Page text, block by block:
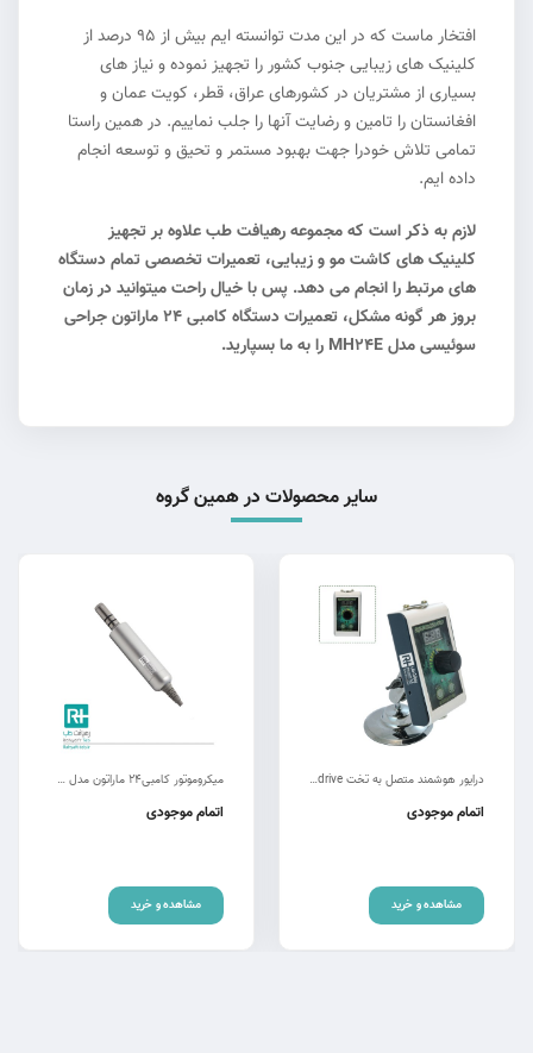
افتخار ماست که در این مدت توانسته ایم بیش از 95 درصد از
کلینیک های زیبایی جنوب کشور را تجهیز نموده و نیاز های
بسیاری از مشتریان در کشورهای عراق، قطر، کویت عمان و
افغانستان را تامین و رضایت آنها را جلب نماییم. در همین راستا
تمامی تلاش خودرا جهت بهبود مستمر و تحیق و توسعه انجام
داده ایم.
لازم به ذکر است که مجموعه رهیافت طب علاوه بر تجهیز
کلینیک های کاشت مو و زیبایی، تعمیرات تخصصی تمام دستگاه
های مرتبط را انجام می دهد. پس با خیال راحت میتوانید در زمان
بروز هر گونه مشکل، تعمیرات دستگاه کامبی 24 ماراتون جراحی
سوئیسی مدل MH24E را به ما بسپارید.
سایر محصولات در همین گروه
درایور هوشمند متصل به تخت RT-drive
اتمام موجودی
مشاهده و خرید
میکروموتور کامبی24 ماراتون مدل سوئیسی جراحی
اتمام موجودی
مشاهده و خرید